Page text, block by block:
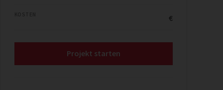
€
Projekt starten